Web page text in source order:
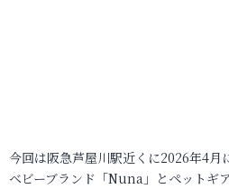
今回は阪急芦屋川駅近くに2026年4月
ベビーブランド「Nuna」とペットギ